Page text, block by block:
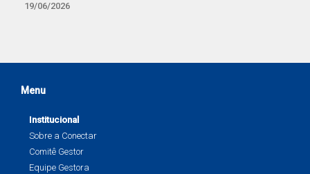
19/06/2026
Menu
Institucional
Sobre a Conectar
Comitê Gestor
Equipe Gestora